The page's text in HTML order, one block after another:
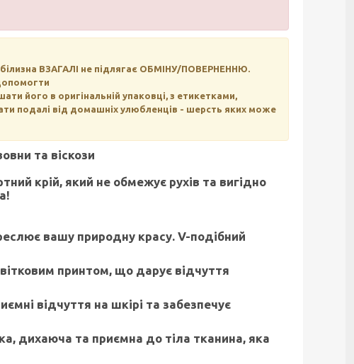
білизна ВЗАГАЛІ не підлягає ОБМІНУ/ПОВЕРНЕННЮ.
його в оригінальній упаковці, з етикетками,
подалі від домашніх улюбленців - шерсть яких може
та віскози
крій, який не обмежує рухів та вигідно
вашу природну красу. V-подібний
принтом, що дарує відчуття
відчуття на шкірі та забезпечує
дихаюча та приємна до тіла тканина, яка